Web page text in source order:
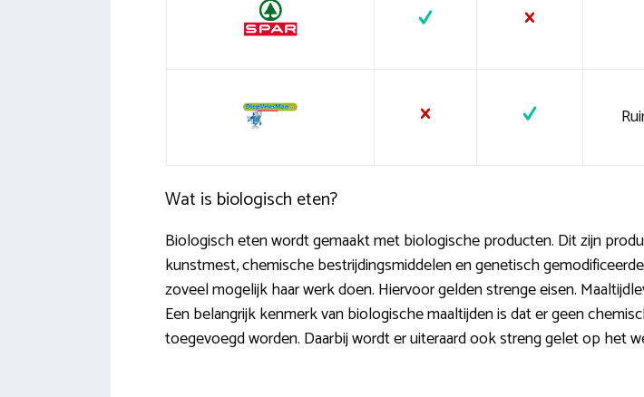
Wat is biologisch eten?
Biologisch eten wordt gemaakt met biologische producten. Dit zijn
kunstmest, chemische bestrijdingsmiddelen en genetisch
zoveel mogelijk haar werk doen. Hiervoor gelden strenge eisen.
Een belangrijk kenmerk van biologische maaltijden is dat er geen
toegevoegd worden. Daarbij wordt er uiteraard ook streng gelet op het